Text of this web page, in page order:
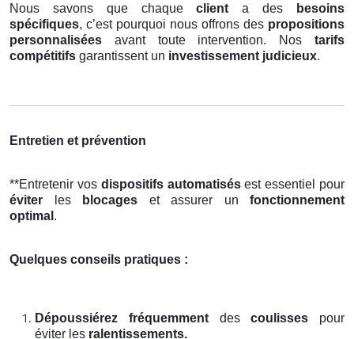
Nous savons que chaqueclient a des
besoins
spécifiques, c’est pourquoi nous offrons des propositions
personnalisées avant toute intervention. Nos tarifs
compétitifs garantissent un investissement judicieux.
Entretien et prévention
**Entretenir vos dispositifs automatisésest essentiel pour
éviter les blocages et assurer un fonctionnement
optimal .
Quelques conseils pratiques :
Dépoussiérez fréquemmentdescoulisses pour
éviter les ralentissements.